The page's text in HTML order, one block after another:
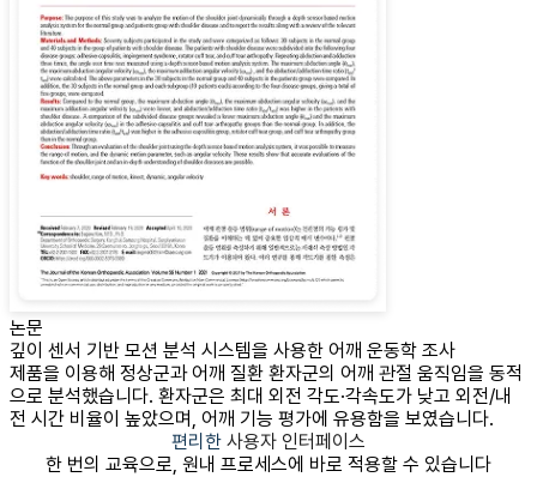
논문
깊이 센서 기반 모션 분석 시스템을 사용한 어깨 운동학 조사
제품을 이용해 정상군과 어깨 질환 환자군의 어깨 관절 움직임을 동적
으로 분석했습니다. 환자군은 최대 외전 각도·각속도가 낮고 외전/내
전 시간 비율이 높았으며, 어깨 기능 평가에 유용함을 보였습니다.
편리한 사용자 인터페이스
한 번의 교육으로, 원내 프로세스에 바로 적용할 수 있습니다